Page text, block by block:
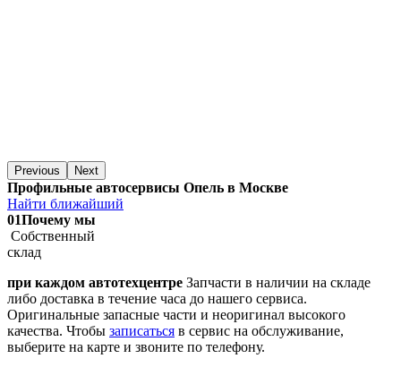
Previous Next
Профильные автосервисы Опель в Москве
Найти ближайший
01Почему мы
Собственный
склад
при каждом автотехцентре Запчасти в наличии на складе
либо доставка в течение часа до нашего сервиса.
Оригинальные запасные части и неоригинал высокого
качества. Чтобы записаться в сервис на обслуживание,
выберите на карте и звоните по телефону.